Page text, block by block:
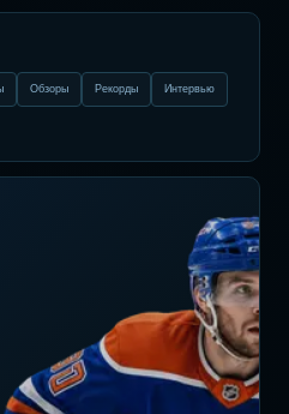
Обзоры Рекорды Интервью